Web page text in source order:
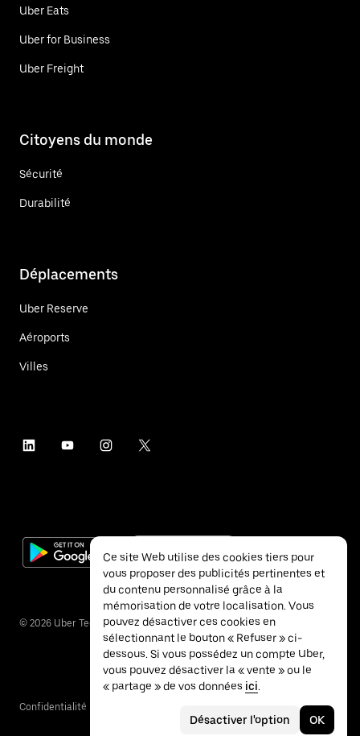
Uber Eats
Uber for Business
Uber Freight
Citoyens du monde
Sécurité
Durabilité
Déplacements
Uber Reserve
Aéroports
Villes
© 2026 Uber Technologies Inc.
Confidentialité
Ce site Web utilise des cookies tiers pour
vous proposer des publicités pertinentes et
du contenu personnalisé grâce à la
mémorisation de votre localisation. Vous
pouvez désactiver ces cookies en
sélectionnant le bouton « Refuser » ci-
dessous. Si vous possédez un compte Uber,
vous pouvez désactiver la « vente » ou le
« partage » de vos données ici.
Désactiver l'option OK